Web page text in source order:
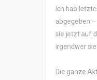
Ich hab
abgegeben
sie jetzt auf
irgendwer
Die ganze